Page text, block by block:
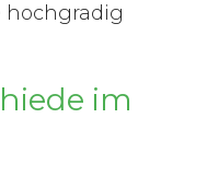
hochgradig
im